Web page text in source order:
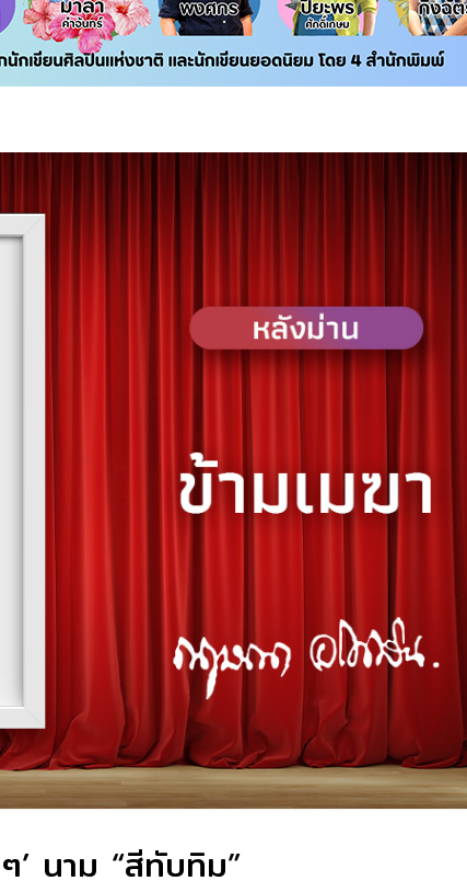
’ นาม “สีทับทิม”